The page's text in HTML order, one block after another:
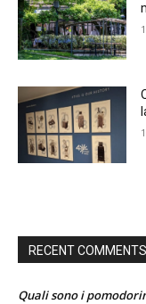
RECENT COMMENTS
Quali sono i